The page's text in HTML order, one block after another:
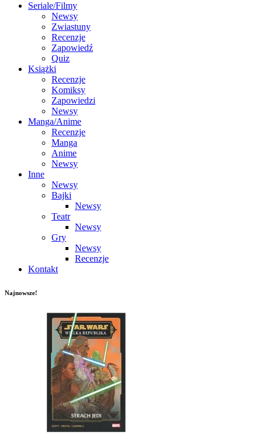
Seriale/Filmy
Newsy
Zwiastuny
Recenzje
Zapowiedź
Quiz
Książki
Recenzje
Komiksy
Zapowiedzi
Newsy
Manga/Anime
Recenzje
Manga
Anime
Newsy
Inne
Newsy
Bajki
Newsy
Teatr
Newsy
Gry
Newsy
Recenzje
Kontakt
Najnowsze!